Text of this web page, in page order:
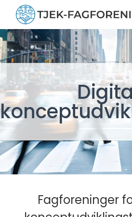
Fagforeninger